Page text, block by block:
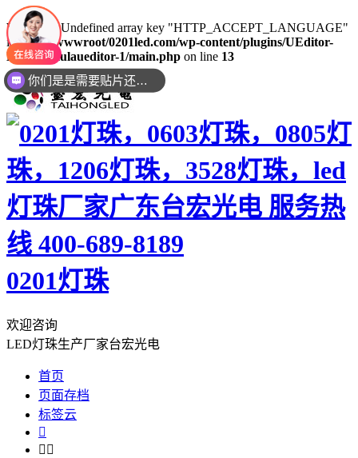
Warning
: Undefined array key "HTTP_ACCEPT_LANGUAGE"
in/www/wwwroot/0201led.com/wp-content/plugins/UEditor-
KityFormulaueditor-1/main.php on line 13
0201灯珠
欢迎咨询
LED灯珠生产厂家台宏光电
首页
页面存档
标签云

 
你们是是需要贴片还是插件灯珠呢？